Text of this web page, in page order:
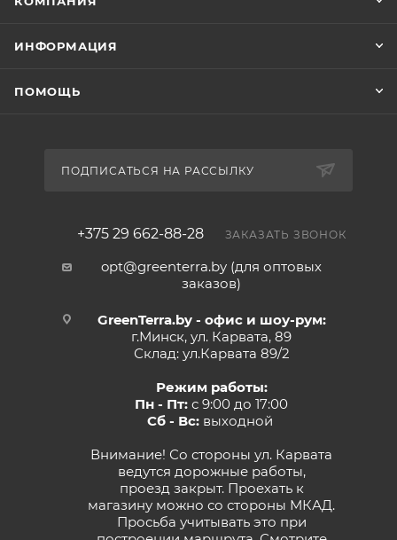
ИНФОРМАЦИЯ
ПОМОЩЬ
ПОДПИСАТЬСЯ НА РАССЫЛКУ
+375 29 662-88-28 ЗАКАЗАТЬ ЗВОНОК
opt@greenterra.by (для оптовых
заказов)
GreenTerra.by - офис и шоу-рум:
г.Минск, ул. Карвата, 89
Склад: ул.Карвата 89/2
Режим работы:
Пн - Пт: с 9:00 до 17:00
Сб - Вс:выходной
Внимание! Со стороны ул. Карвата
ведутся дорожные работы,
проезд закрыт. Проехать к
магазину можно со стороны МКАД.
Просьба учитывать это при